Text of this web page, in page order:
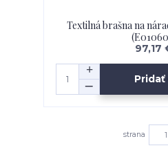
Textilná brašna na
97,17
Pridať
strana